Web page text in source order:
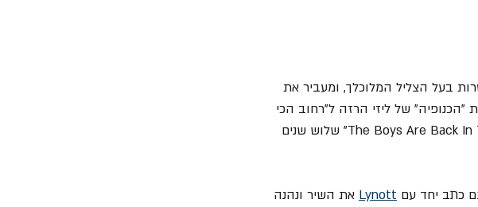
בעל הצליל המלוכלך, ומעביר את
של ליזי הרזה ל"רחוב הכי
קשוח בעיר" במעין מחווה לימים הטובים של אותה "כנופיה" עם "The Boys Are Back In Town" שלוש שנים
Lynott את השיר ונהנה